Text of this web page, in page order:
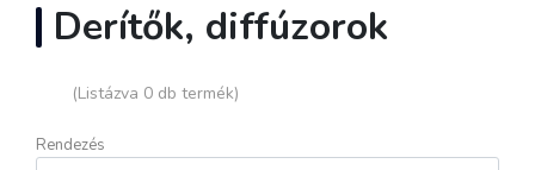
Derítők, diffúzorok
(Listázva 0 db termék)
Rendezés